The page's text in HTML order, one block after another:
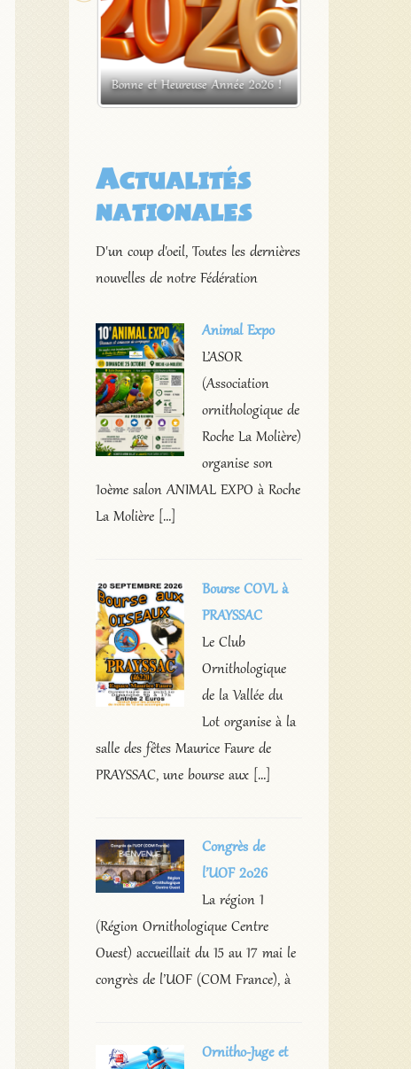
Bonne et Heureuse Année 2026 !
Actualités
nationales
D'un coup d'oeil, Toutes les dernières
nouvelles de notre Fédération
Animal Expo
L’ASOR
(Association
ornithologique de
Roche La Molière)
organise son
10ème salon ANIMAL EXPO à Roche
La Molière […]
Bourse COVL à
PRAYSSAC
Le Club
Ornithologique
de la Vallée du
Lot organise à la
salle des fêtes Maurice Faure de
PRAYSSAC, une bourse aux […]
Congrès de
l’UOF 2026
La région 1
(Région Ornithologique Centre
Ouest) accueillait du 15 au 17 mai le
congrès de l’UOF (COM France), à
Ornitho-Juge et